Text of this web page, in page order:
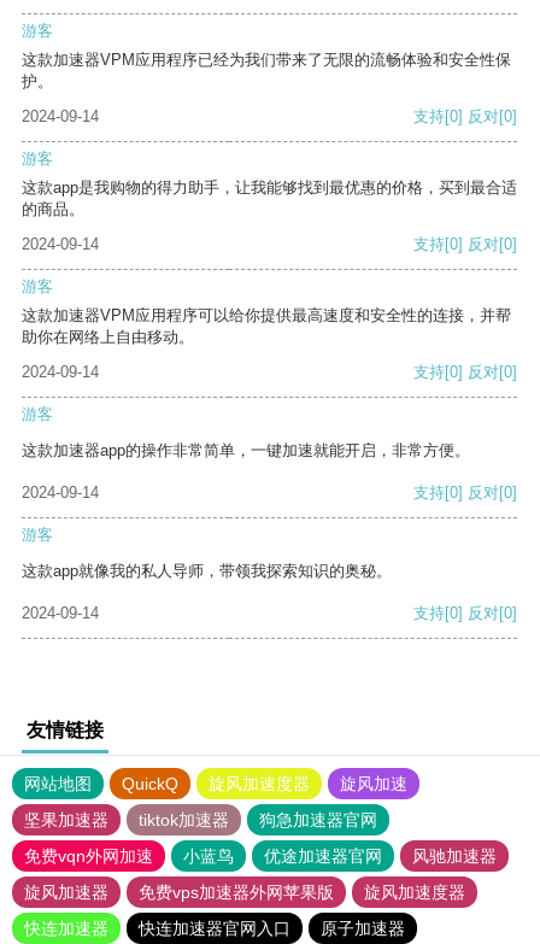
游客
这款加速器VPM应用程序已经为我们带来了无限的流畅体验和安全性保
护。
2024-09-14
支持[0] 反对[0]
游客
这款app是我购物的得力助手，让我能够找到最优惠的价格，买到最合适
的商品。
2024-09-14
支持[0] 反对[0]
游客
这款加速器VPM应用程序可以给你提供最高速度和安全性的连接，并帮
助你在网络上自由移动。
2024-09-14
支持[0] 反对[0]
游客
这款加速器app的操作非常简单，一键加速就能开启，非常方便。
2024-09-14 支持[0] 反对[0]
游客
这款app就像我的私人导师，带领我探索知识的奥秘。
2024-09-14 支持[0] 反对[0]
友情链接
网站地图 QuickQ 旋风加速度器
旋风加速
坚果加速器
tiktok加速器
狗急加速器官网
免费vqn外网加速
小蓝鸟 优途加速器官网
风驰加速器
旋风加速器
免费vps加速器外网苹果版
旋风加速度器
快连加速器
快连加速器官网入口
原子加速器